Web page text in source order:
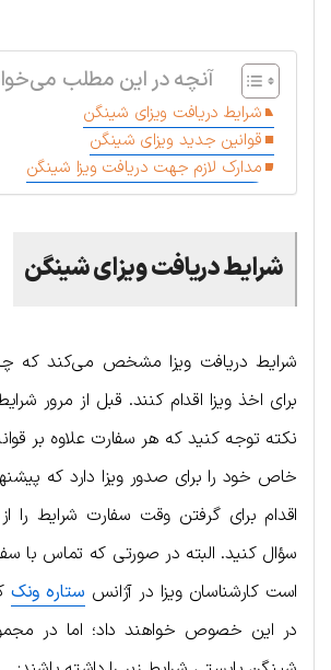
آنچه در این مطلب
شرایط دریافت ویزای شینگن
قوانین جدید ویزای شینگن
مدارک لازم جهت دریافت ویزا شینگن
شرایط دریافت ویزای شینگن
شرایط دریافت ویزا مشخص می‌کند که چه
برای اخذ ویزا اقدام کنند. قبل از مرور
نکته توجه کنید که هر سفارت علاوه بر
خاص خود را برای صدور ویزا دارد که
اقدام برای گرفتن وقت سفارت شرایط را
سؤال کنید. البته در صورتی که تماس با
است کارشناسان ویزا در آژانس ستاره ونک
در این خصوص خواهند داد؛ اما در